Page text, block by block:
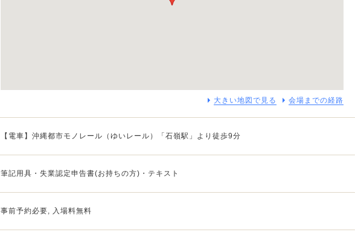
大きい地図で見る 会場までの経路
【電車】沖縄都市モノレール（ゆいレール）「石嶺駅」より徒歩9分
筆記用具・失業認定申告書(お持ちの方)・テキスト
事前予約必要, 入場料無料